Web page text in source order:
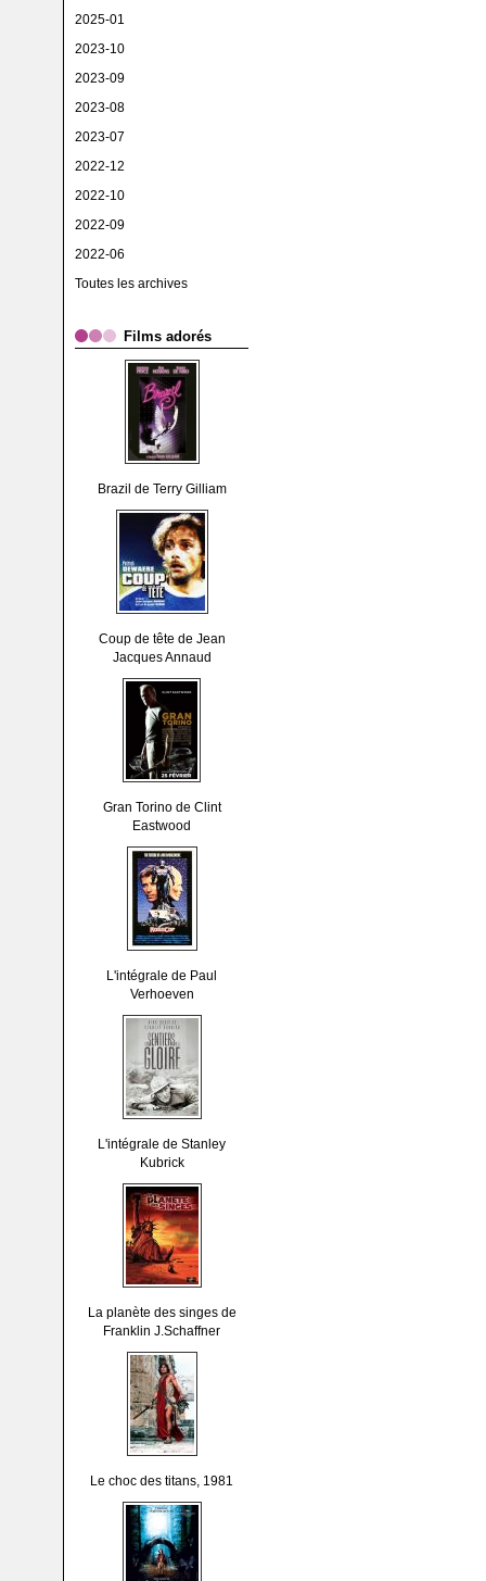
2025-01
2023-10
2023-09
2023-08
2023-07
2022-12
2022-10
2022-09
2022-06
Toutes les archives
Films adorés
Brazil de Terry Gilliam
Coup de tête de Jean
Jacques Annaud
Gran Torino de Clint
Eastwood
L'intégrale de Paul
Verhoeven
L'intégrale de Stanley
Kubrick
La planète des singes de
Franklin J.Schaffner
Le choc des titans, 1981